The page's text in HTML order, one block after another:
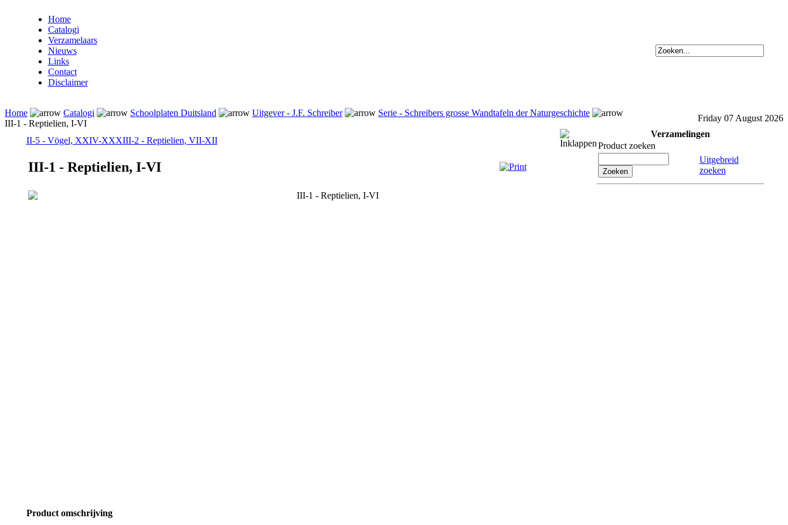
Home
Catalogi
Verzamelaars
Nieuws
Links
Contact
Disclaimer
Home Catalogi Schoolplaten Duitsland Uitgever - J.F. Schreiber
Serie - Schreibers grosse Wandtafeln der Naturgeschichte
III-1 - Reptielien, I-VI
Friday 07 August 2026
II-5 - Vögel, XXIV-XXXIII-2 - Reptielien, VII-XII
III-1 - Reptielien, I-VI
III-1 - Reptielien, I-VI
Product omschrijving
Verzamelingen
Product zoeken
Uitgebreid
zoeken